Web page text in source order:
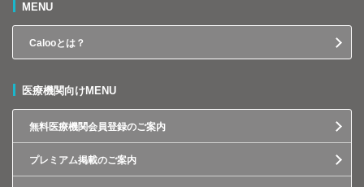
MENU
Calooとは？
医療機関向けMENU
無料医療機関会員登録のご案内
プレミアム掲載のご案内